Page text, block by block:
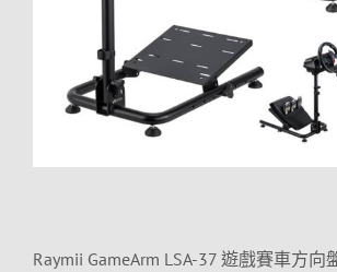
Raymii GameArm LSA-37 遊戲賽車方